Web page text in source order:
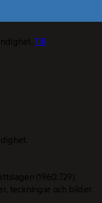
Till
(1960:729).
teckningar och bilder.